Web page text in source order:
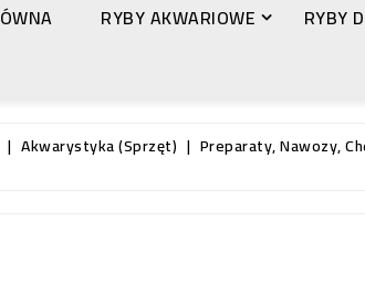
RYBY AKWARIOWE RYBY
Akwarystyka (sprzęt) Preparaty, Nawozy,